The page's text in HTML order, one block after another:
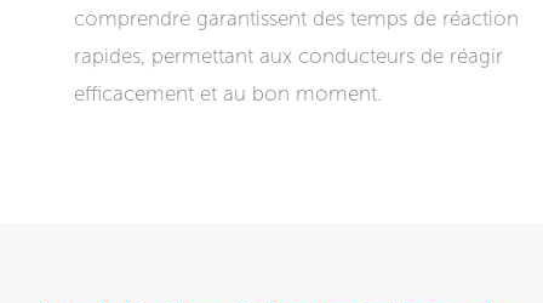
comprendre garantissent des temps de réaction
rapides, permettant aux conducteurs de réagir
efficacement et au bon moment.